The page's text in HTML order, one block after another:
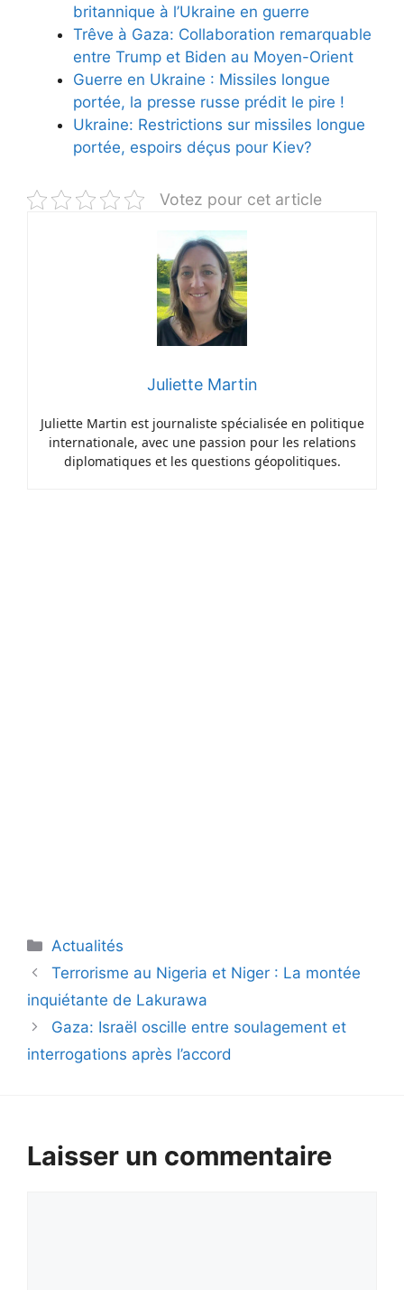
britannique à l’Ukraine en guerre
Trêve à Gaza: Collaboration remarquable
entre Trump et Biden au Moyen-Orient
Guerre en Ukraine : Missiles longue
portée, la presse russe prédit le pire !
Ukraine: Restrictions sur missiles longue
portée, espoirs déçus pour Kiev?
Votez pour cet article
Juliette Martin
Juliette Martin est journaliste spécialisée en politique
internationale, avec une passion pour les relations
diplomatiques et les questions géopolitiques.
Catégories
Actualités
Terrorisme au Nigeria et Niger : La montée
inquiétante de Lakurawa
Gaza: Israël oscille entre soulagement et
interrogations après l’accord
Laisser un commentaire